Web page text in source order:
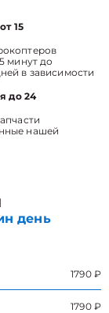
15
минут до
в зависимости
до 24
нашей
день
1790 ₽
1790 ₽